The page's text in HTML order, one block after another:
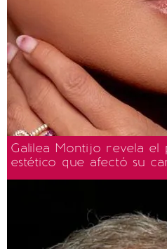
Galilea Montijo revela el
estético que afectó su